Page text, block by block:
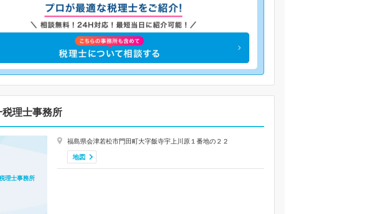
理士事務所
福島県会津若松市門田町大字飯寺宇上川原１番地の２２
地図
理士事務所